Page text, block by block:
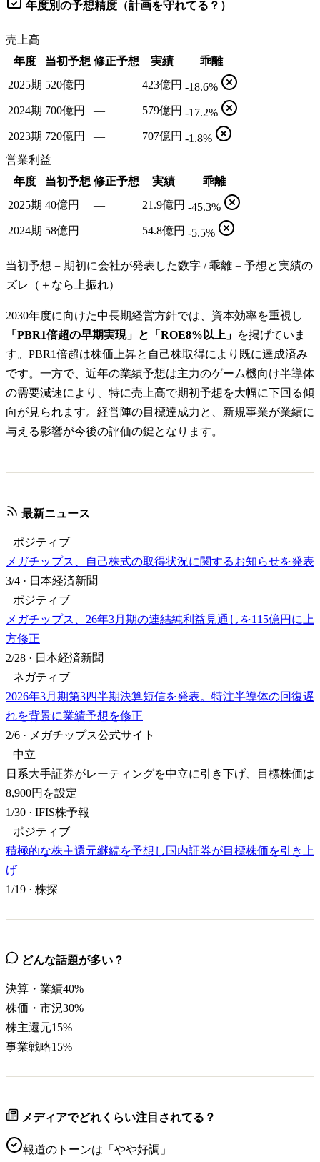
年度別の予想精度（計画を守れてる？）
売上高
年度
当初予想 修正予想 実績
乖離
2025期 520億円 — 423億円 -18.6%
2024期 700億円 — 579億円 -17.2%
2023期 720億円 — 707億円 -1.8%
営業利益
年度
当初予想 修正予想 実績
乖離
2025期 40億円 — 21.9億円 -45.3%
2024期 58億円 — 54.8億円 -5.5%
当初予想 = 期初に会社が発表した数字 / 乖離 = 予想と実績の
ズレ（＋なら上振れ）
2030年度に向けた中長期経営方針では、資本効率を重視し
「PBR1倍超の早期実現」と「ROE8%以上」 を掲げていま
す。PBR1倍超は株価上昇と自己株取得により既に達成済み
です。一方で、近年の業績予想は主力のゲーム機向け半導体
の需要減速により、特に売上高で期初予想を大幅に下回る傾
向が見られます。経営陣の目標達成力と、新規事業が業績に
与える影響が今後の評価の鍵となります。
最新ニュース
ポジティブ
メガチップス、自己株式の取得状況に関するお知らせを発表
3/4 · 日本経済新聞
ポジティブ
メガチップス、26年3月期の連結純利益見通しを115億円に上
方修正
2/28 · 日本経済新聞
ネガティブ
2026年3月期第3四半期決算短信を発表。特注半導体の回復遅
れを背景に業績予想を修正
2/6 · メガチップス公式サイト
中立
日系大手証券がレーティングを中立に引き下げ、目標株価は
8,900円を設定
1/30 · IFIS株予報
ポジティブ
積極的な株主還元継続を予想し国内証券が目標株価を引き上
げ
1/19 · 株探
どんな話題が多い？
決算・業績40%
株価・市況30%
株主還元15%
事業戦略15%
メディアでどれくらい注目されてる？
報道のトーンは「 やや好調 」